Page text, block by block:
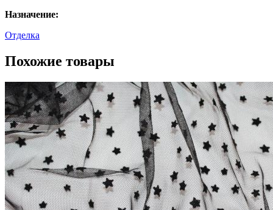
Назначение:
Отделка
Похожие товары